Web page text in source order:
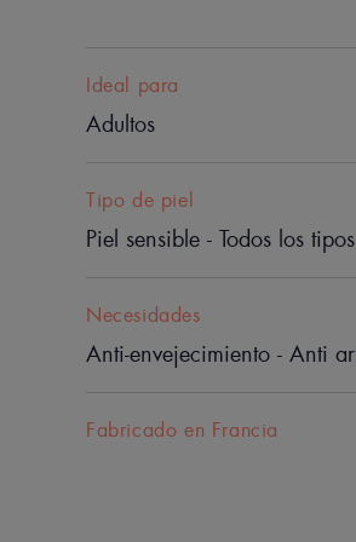
Ideal para
Adultos
Tipo de piel
Piel sensible - Todos los
Necesidades
Anti-envejecimiento - Anti
Fabricado en Francia